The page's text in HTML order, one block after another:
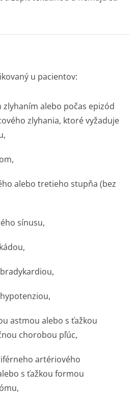
u pacientov:
alebo počas epizód
zlyhania, ktoré vyžaduje
alebo tretieho stupňa (bez
sínusu,
astmou alebo s ťažkou
chorobou pľúc,
artériového
s ťažkou formou